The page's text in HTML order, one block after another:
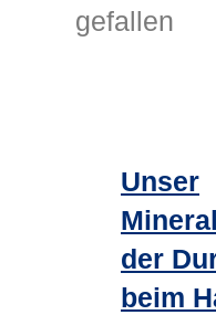
gefallen
Unser
der
beim